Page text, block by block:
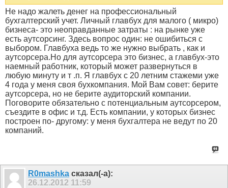
Не надо жалеть денег на профессиональный
бухгалтерский учет. Личный главбух для малого ( микро)
бизнеса- это неоправданные затраты : на рынке уже
есть аутсорсинг. Здесь вопрос один: не ошибиться с
выбором. Главбуха ведь то же нужно выбрать , как и
аутсорсера.Но для аутсорсера это бизнес, а главбух-это
наемный работник, который может развернуться в
любую минуту и т .п. Я главбух с 20 летним стажеми уже
4 года у меня своя бухкомпания. Мой Вам совет: берите
аутсорсера, но не берите аудиторский компании.
Поговорите обязательно с потенциальным аутсорсером,
съездите в офис и т.д. Есть компании, у которых бизнес
построен по- другому: у меня бухгалтера не ведут по 20
компаний.
R0mashka сказал(-а):
26.12.2012 11:59